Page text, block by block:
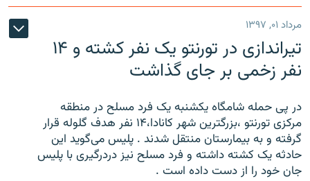
مرداد ۰۱, ۱۳۹۷
تیراندازی در تورنتو یک نفر کشته و ۱۴
نفر زخمی بر جای گذاشت
در پی حمله شامگاه یکشنبه یک فرد مسلح در منطقه
مرکزی تورنتو ،‌بزرگترین شهر کانادا،۱۴ نفر هدف گلوله قرار
گرفته و به بیمارستان منتقل شدند . پلیس می‌گوید این
حادثه یک کشته داشته و فرد مسلح نیز دردرگیری با پلیس
جان خود را از دست داده است .